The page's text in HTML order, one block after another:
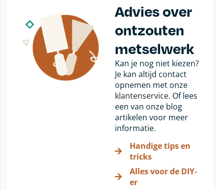
Advies over
ontzouten
metselwerk
Kan je nog niet kiezen?
Je kan altijd contact
opnemen met onze
klantenservice. Of lees
een van onze blog
artikelen voor meer
informatie.
Handige tips en
tricks
Alles voor de DIY-
er